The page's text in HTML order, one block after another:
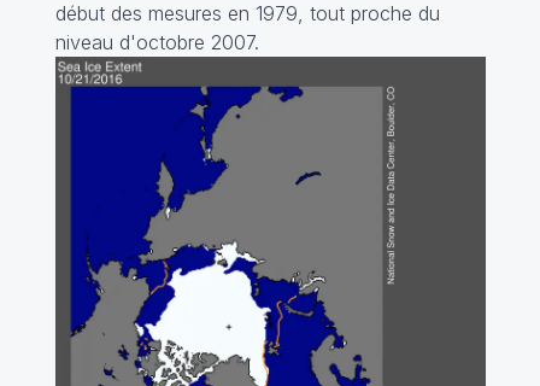
début des mesures en 1979, tout proche du
niveau d'octobre 2007.